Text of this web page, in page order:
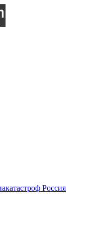
Россия